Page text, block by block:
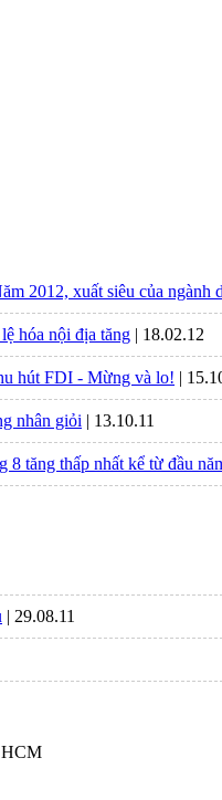
2012, xuất siêu của ngành
hóa nội địa tăng | 18.02.12
hút FDI - Mừng và lo! |
nhân giỏi | 13.10.11
8 tăng thấp nhất kể từ đầu
| 29.08.11
HCM